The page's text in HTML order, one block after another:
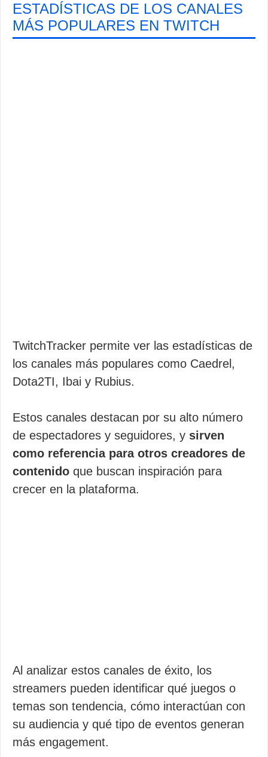
ESTADÍSTICAS DE LOS CANALES
MÁS POPULARES EN TWITCH
TwitchTracker permite ver las estadísticas de
los canales más populares como Caedrel,
Dota2TI, Ibai y Rubius.
Estos canales destacan por su alto número
de espectadores y seguidores, y sirven
como referencia para otros creadores de
contenido que buscan inspiración para
crecer en la plataforma.
Al analizar estos canales de éxito, los
streamers pueden identificar qué juegos o
temas son tendencia, cómo interactúan con
su audiencia y qué tipo de eventos generan
más engagement.